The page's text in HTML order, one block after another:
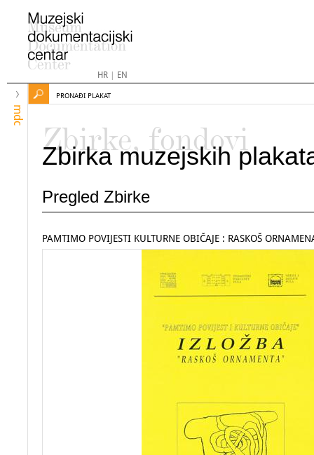
HR| EN
mdc
PRONAĐI PLAKAT
Zbirke, fondovi
Zbirka muzejskih
Pregled Zbirke
PAMTIMO POVIJESTI KULTURNE OBIČAJE : RASKOŠ